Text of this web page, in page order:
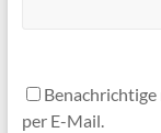
per E-Mail.